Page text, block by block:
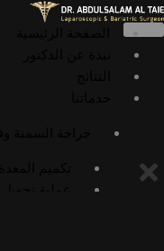
تخطي
إلى
المحتوى